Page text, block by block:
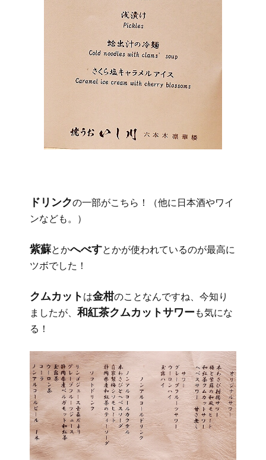
ドリンクの一部がこちら！（他に日本酒やワイ
ンなども。）
紫蘇とかへべすとかが使われているのが最高に
ツボでした！
クムカット は金柑のことなんですね、今知り
ましたが、 和紅茶クムカットサワーも気にな
る！